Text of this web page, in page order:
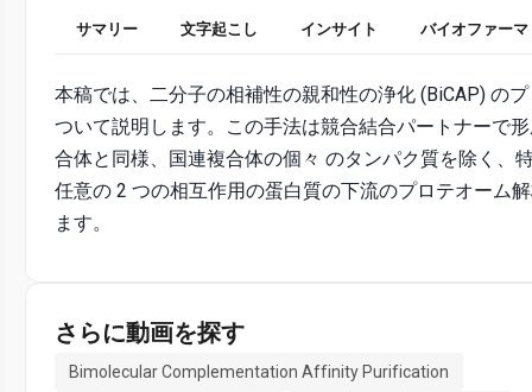
サマリー 文字起こし インサイト バイオファー
本稿では、二分子の相補性の親和性の浄化 (BiCAP) の
ついて説明します。この手法は競合結合パートナーで
合体と同様、国連複合体の個々 のタンパク質を除く、
任意の 2 つの相互作用の蛋白質の下流のプロテオーム
ます。
さらに動画を探す
Bimolecular Complementation Affinity Purification